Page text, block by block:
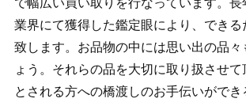
で幅広い買い取りを行なっています。長
業界にて獲得した鑑定眼により、できる
致します。お品物の中には思い出の品々
ょう。それらの品を大切に取り扱させ
とされる方への橋渡しのお手伝いがで